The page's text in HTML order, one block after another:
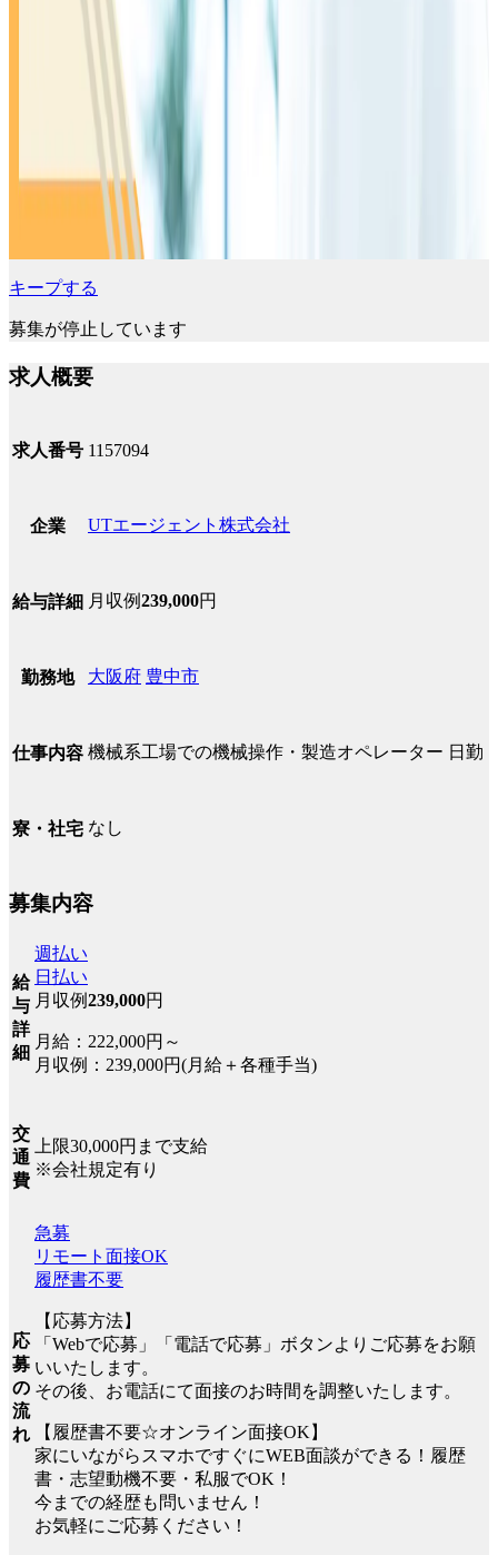
キープする
募集が停止しています
求人概要
求人番号 1157094
企業 UTエージェント株式会社
給与詳細 月収例239,000円
勤務地 大阪府 豊中市
仕事内容 機械系工場での機械操作・製造オペレーター 日勤
寮・社宅 なし
募集内容
給
与
詳
細
週払い
日払い
月収例239,000円
月給：222,000円～
月収例：239,000円(月給＋各種手当)
交
通
費
上限30,000円まで支給
※会社規定有り
応
募
の
流
れ
急募
リモート面接OK
履歴書不要
【応募方法】
「Webで応募」「電話で応募」ボタンよりご応募をお願
いいたします。
その後、お電話にて面接のお時間を調整いたします。
【履歴書不要☆オンライン面接OK】
家にいながらスマホですぐにWEB面談ができる！履歴
書・志望動機不要・私服でOK！
今までの経歴も問いません！
お気軽にご応募ください！